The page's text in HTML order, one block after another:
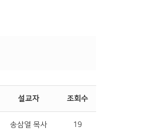
설교자 조회수
송삼열 목사 19